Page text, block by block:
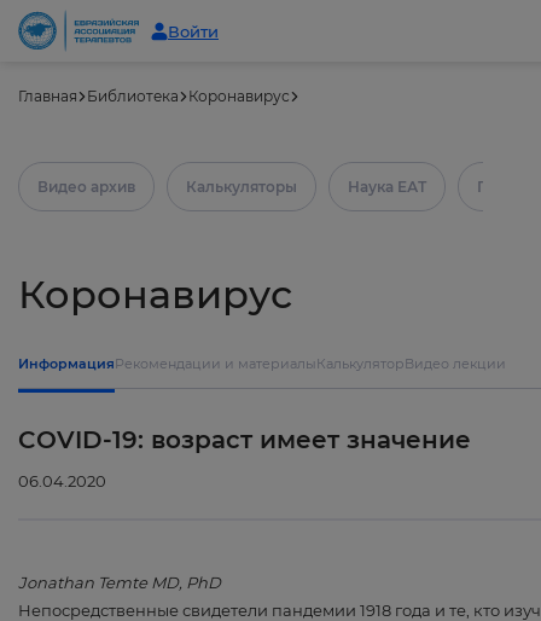
Войти
Главная Библиотека Коронавирус
Видео архив Калькуляторы Наука ЕАТ
Коронавирус
ИнформацияРекомендации и материалыКалькуляторВидео лекции
COVID-19: возраст имеет значение
06.04.2020
Jonathan Temte MD, PhD
Непосредственные свидетели пандемии 1918 года и те, кто